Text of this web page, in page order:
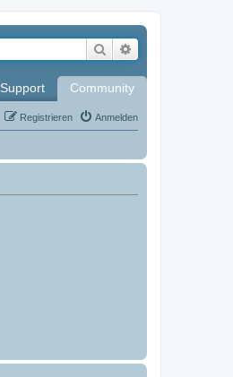
Suche
Support Community
Anmelden
Registrieren